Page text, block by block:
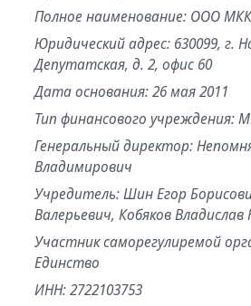
Полное наименование: ООО
Юридический адрес: 630099, г.
Депутатская, д. 2, офис 60
Дата основания: 26 мая 2011
Тип финансового учреждения:
Генеральный директор:
Владимирович
Учредитель: Шин Егор
Валерьевич, Кобяков
Участник саморегулиремой
Единство
ИНН: 2722103753